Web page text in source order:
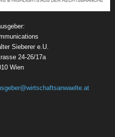
Sieberer e.U.
24-26/17a
Wien